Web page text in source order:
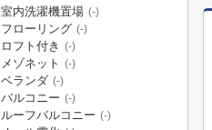
室内洗濯機置場 (-)
フローリング (-)
ロフト付き (-)
メゾネット (-)
ベランダ (-)
バルコニー (-)
ルーフバルコニー (-)